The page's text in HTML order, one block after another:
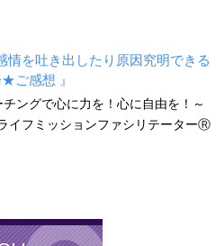
情を吐き出したり原因究明できる
ご感想 』
ングで心に力を！心に自由を！～
フミッションファシリテーターⓇ